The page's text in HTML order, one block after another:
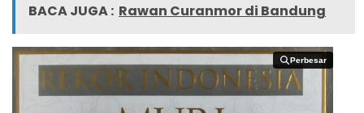
BACA JUGA : Rawan Curanmor di Bandung
Perbesar
Perbesar